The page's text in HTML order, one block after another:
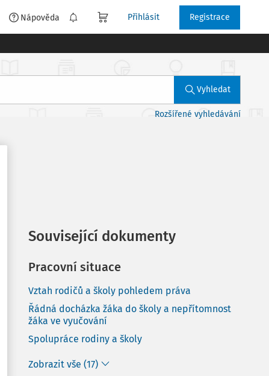
Nápověda Přihlásit Registrace
Vyhledat
Rozšířené vyhledávání
Související dokumenty
Pracovní situace
Vztah rodičů a školy pohledem práva
Řádná docházka žáka do školy a nepřítomnost
žáka ve vyučování
Spolupráce rodiny a školy
Zobrazit vše (17)